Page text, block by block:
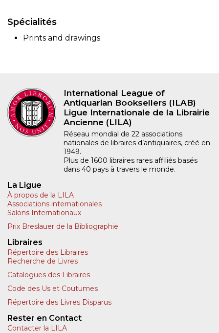
Spécialités
Prints and drawings
International League of
Antiquarian Booksellers (ILAB)
Ligue Internationale de la Librairie
Ancienne (LILA)
Réseau mondial de 22 associations
nationales de libraires d’antiquaires, créé en
1949.
Plus de 1600 libraires rares affiliés basés
dans 40 pays à travers le monde.
La Ligue
À propos de la LILA
Associations internationales
Salons Internationaux
Prix Breslauer de la Bibliographie
Libraires
Répertoire des Libraires
Recherche de Livres
Catalogues des Libraires
Code des Us et Coutumes
Répertoire des Livres Disparus
Rester en Contact
Contacter la LILA